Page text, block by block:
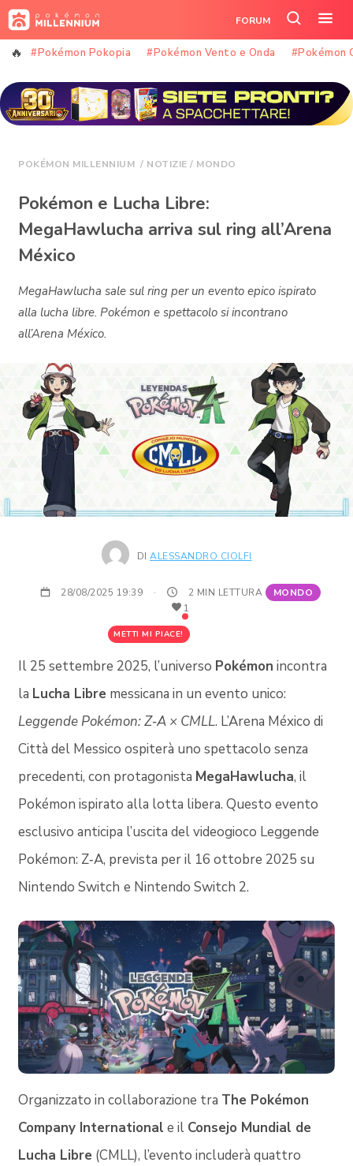
Vai
al
contenuto
FORUM
Cerca
nel il
#Pokémon Pokopia #Pokémon Vento e Onda #Pokémon
POKÉMON MILLENNIUM / NOTIZIE / MONDO
Pokémon e Lucha Libre:
MegaHawlucha arriva sul ring all’Arena
México
MegaHawlucha sale sul ring per un evento epico ispirato
alla lucha libre. Pokémon e spettacolo si incontrano
all’Arena México.
DI ALESSANDRO CIOLFI
28/08/2025 19:39 · 2 MIN LETTURA MONDO
METTI MI PIACE!
1
Il 25 settembre 2025, l’universo Pokémon incontra
la Lucha Libre messicana in un evento unico:
Leggende Pokémon: Z‑A × CMLL. L’Arena México di
Città del Messico ospiterà uno spettacolo senza
precedenti, con protagonista MegaHawlucha, il
Pokémon ispirato alla lotta libera. Questo evento
esclusivo anticipa l’uscita del videogioco Leggende
Pokémon: Z‑A, prevista per il 16 ottobre 2025 su
Nintendo Switch e Nintendo Switch 2.
Organizzato in collaborazione tra The Pokémon
Company International e il Consejo Mundial de
Lucha Libre (CMLL), l’evento includerà quattro